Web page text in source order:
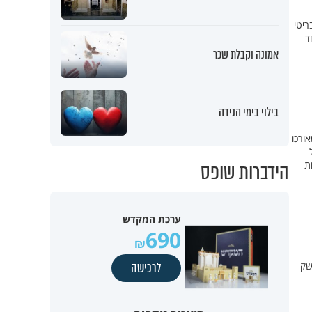
אמונה וקבלת שכר
בילוי בימי הנידה
הידברות שופס
ערכת המקדש
690
לרכישה